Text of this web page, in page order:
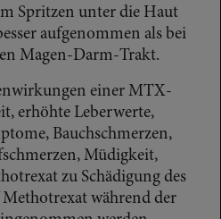
Spritzen unter die Haut
aufgenommen als bei
Magen-Darm-Trakt.
einer MTX-
erhöhte Leberwerte,
Bauchschmerzen,
Müdigkeit,
zu Schädigung des
während der